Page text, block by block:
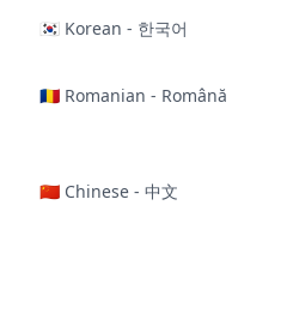
🇰🇷 Korean - 한국어
🇷🇴 Romanian - Română
🇨🇳 Chinese - 中文